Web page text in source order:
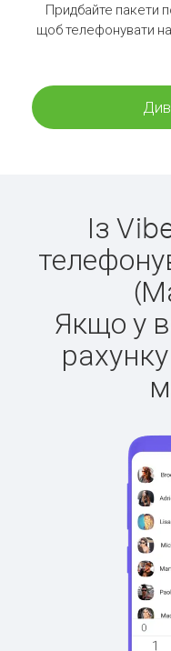
Придбайте пакети
щоб телефонувати
Із
Якщо у